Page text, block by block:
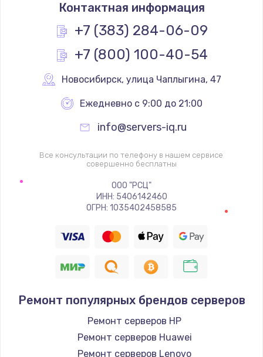
Контактная информация
+7 (383) 284-06-09
+7 (800) 100-40-54
Новосибирск, улица Чаплыгина, 47
Ежедневно с 9:00 до 21:00
info@servers-iq.ru
Все консультации по телефону в нашем сервисе
совершенно бесплатны
ООО "РСЦ"
ИНН: 5406142460
ОГРН: 1035402458585
Ремонт популярных брендов серверов
Ремонт серверов HP
Ремонт серверов Huawei
Ремонт серверов Lenovo